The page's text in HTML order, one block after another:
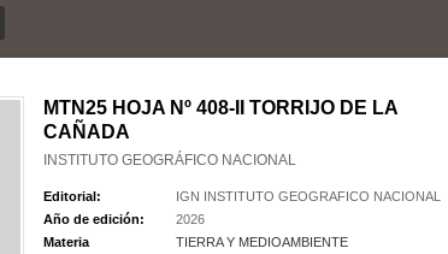
MTN25 HOJA Nº 408-II TORRIJO DE LA
CAÑADA
INSTITUTO GEOGRÁFICO NACIONAL
Editorial:
IGN INSTITUTO GEOGRAFICO NACIONAL
Año de edición:
2026
Materia
TIERRA Y MEDIOAMBIENTE